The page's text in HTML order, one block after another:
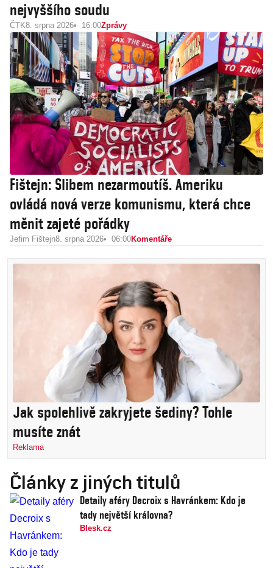
nejvyššího soudu
ČTK8. srpna 2026 16:00Zprávy
Fištejn: Slibem nezarmoutíš. Ameriku
ovládá nová verze komunismu, která chce
měnit zajeté pořádky
Jefim Fištejn8. srpna 2026 06:00Komentáře
Jak spolehlivě zakryjete šediny? Tohle
musíte znát
Reklama
Články z jiných titulů
Detaily aféry Decroix s Havránkem: Kdo je
tady největší královna?
Blesk.cz